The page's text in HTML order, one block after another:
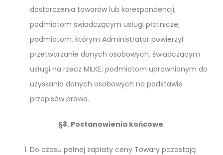
dostarczenia towarów lub korespondencji;
podmiotom świadczącym usługi płatnicze;
podmiotom, którym Administrator powierzył
przetwarzanie danych osobowych, świadczącym
usługi na rzecz MILKE; podmiotom uprawnionym do
uzyskania danych osobowych na podstawie
przepisów prawa.
§8. Postanowienia końcowe
Do czasu pełnej zapłaty ceny Towary pozostają